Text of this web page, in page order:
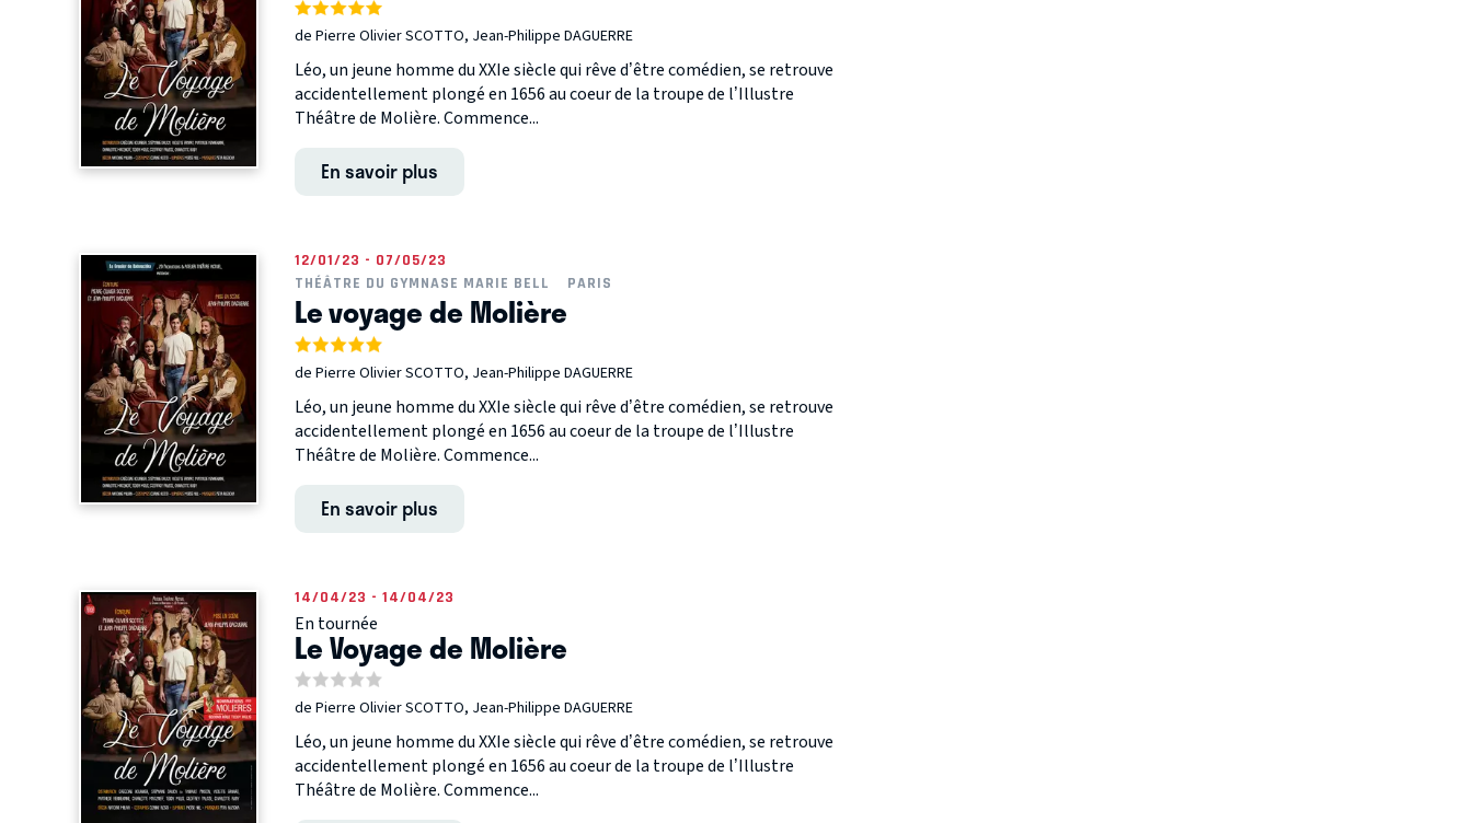
de Pierre Olivier SCOTTO, Jean-Philippe DAGUERRE
Léo, un jeune homme du XXIe siècle qui rêve d’être comédien, se retrouve
accidentellement plongé en 1656 au coeur de la troupe de l’Illustre
Théâtre de Molière. Commence...
En savoir plus
12/01/23 - 07/05/23
THÉÂTRE DU GYMNASE MARIE BELL
PARIS
Le voyage de Molière
de Pierre Olivier SCOTTO, Jean-Philippe DAGUERRE
Léo, un jeune homme du XXIe siècle qui rêve d’être comédien, se retrouve
accidentellement plongé en 1656 au coeur de la troupe de l’Illustre
Théâtre de Molière. Commence...
En savoir plus
14/04/23 - 14/04/23
En tournée
Le Voyage de Molière
de Pierre Olivier SCOTTO, Jean-Philippe DAGUERRE
Léo, un jeune homme du XXIe siècle qui rêve d’être comédien, se retrouve
accidentellement plongé en 1656 au coeur de la troupe de l’Illustre
Théâtre de Molière. Commence...